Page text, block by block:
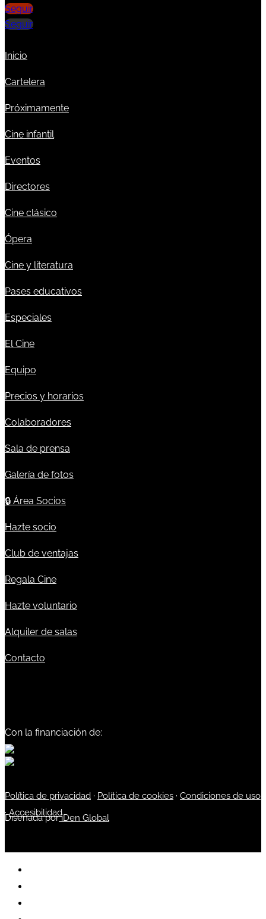
Seguir
Seguir
Inicio
Cartelera
Próximamente
Cine infantil
Eventos
Directores
Cine clásico
Ópera
Cine y literatura
Pases educativos
Especiales
El Cine
Equipo
Precios y horarios
Colaboradores
Sala de prensa
Galería de fotos
🔒 Área Socios
Hazte socio
Club de ventajas
Regala Cine
Hazte voluntario
Alquiler de salas
Contacto
Con la financiación de:
Política de privacidad · Política de cookies · Condiciones de uso
·Accesibilidad
Diseñada poriDen Global